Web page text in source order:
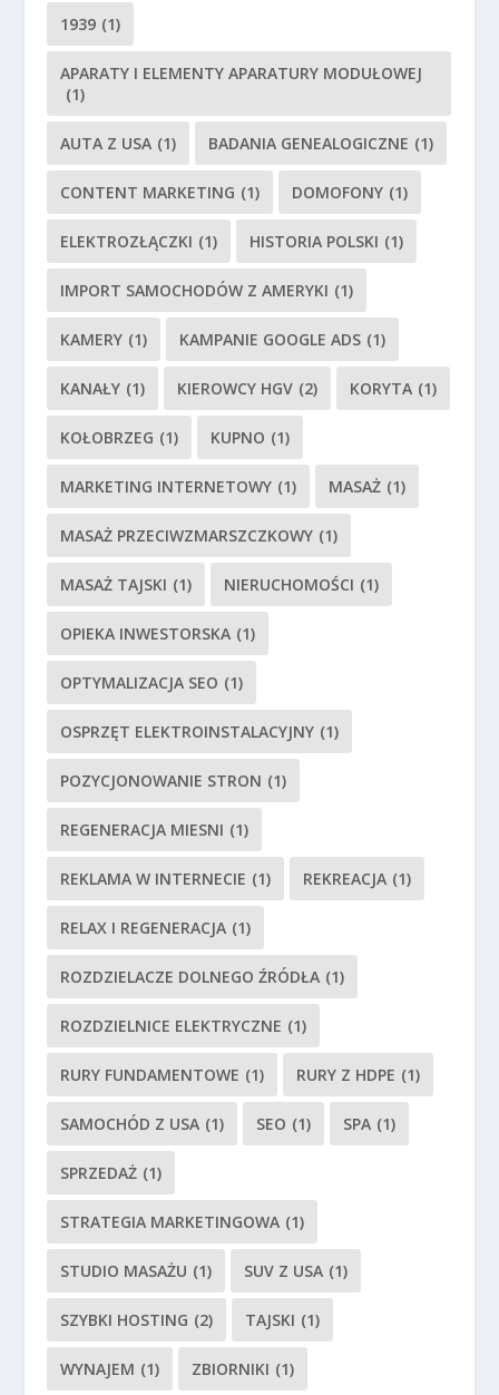
1939 (1)
APARATY I ELEMENTY APARATURY MODUŁOWEJ
(1)
AUTA Z USA (1) BADANIA GENEALOGICZNE (1)
CONTENT MARKETING (1) DOMOFONY (1)
ELEKTROZŁĄCZKI (1) HISTORIA POLSKI (1)
IMPORT SAMOCHODÓW Z AMERYKI (1)
KAMERY (1) KAMPANIE GOOGLE ADS (1)
KANAŁY (1) KIEROWCY HGV (2) KORYTA (1)
KOŁOBRZEG (1) KUPNO (1)
MARKETING INTERNETOWY (1) MASAŻ (1)
MASAŻ PRZECIWZMARSZCZKOWY (1)
MASAŻ TAJSKI (1) NIERUCHOMOŚCI (1)
OPIEKA INWESTORSKA (1)
OPTYMALIZACJA SEO (1)
OSPRZĘT ELEKTROINSTALACYJNY (1)
POZYCJONOWANIE STRON (1)
REGENERACJA MIESNI (1)
REKLAMA W INTERNECIE (1) REKREACJA (1)
RELAX I REGENERACJA (1)
ROZDZIELACZE DOLNEGO ŹRÓDŁA (1)
ROZDZIELNICE ELEKTRYCZNE (1)
RURY FUNDAMENTOWE (1) RURY Z HDPE (1)
SAMOCHÓD Z USA (1) SEO (1) SPA (1)
SPRZEDAŻ (1)
STRATEGIA MARKETINGOWA (1)
STUDIO MASAŻU (1) SUV Z USA (1)
SZYBKI HOSTING (2) TAJSKI (1)
WYNAJEM (1) ZBIORNIKI (1)